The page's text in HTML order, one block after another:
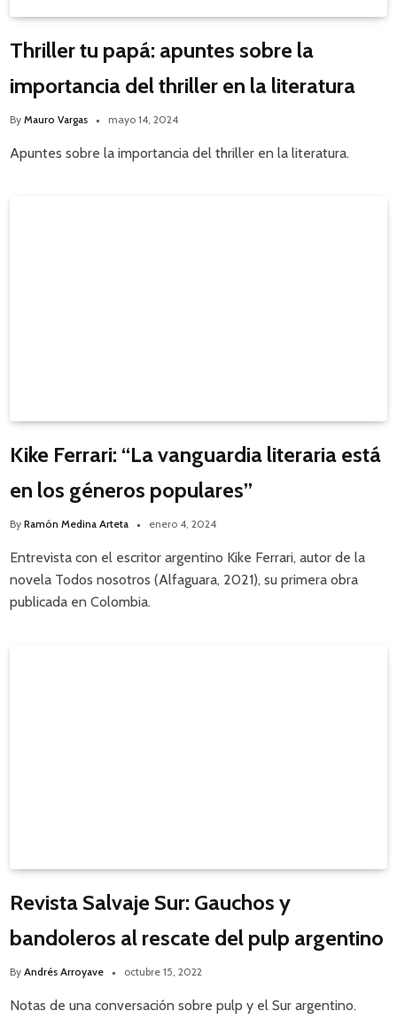
Thriller tu papá: apuntes sobre la
importancia del thriller en la literatura
By Mauro Vargas mayo 14, 2024
Apuntes sobre la importancia del thriller en la literatura.
Kike Ferrari: “La vanguardia literaria está
en los géneros populares”
By Ramón Medina Arteta enero 4, 2024
Entrevista con el escritor argentino Kike Ferrari, autor de la
novela Todos nosotros (Alfaguara, 2021), su primera obra
publicada en Colombia.
Revista Salvaje Sur: Gauchos y
bandoleros al rescate del pulp argentino
By Andrés Arroyave octubre 15, 2022
Notas de una conversación sobre pulp y el Sur argentino.